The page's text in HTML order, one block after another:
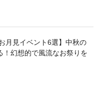
月見イベント6選】中秋の
！幻想的で風流なお祭りを